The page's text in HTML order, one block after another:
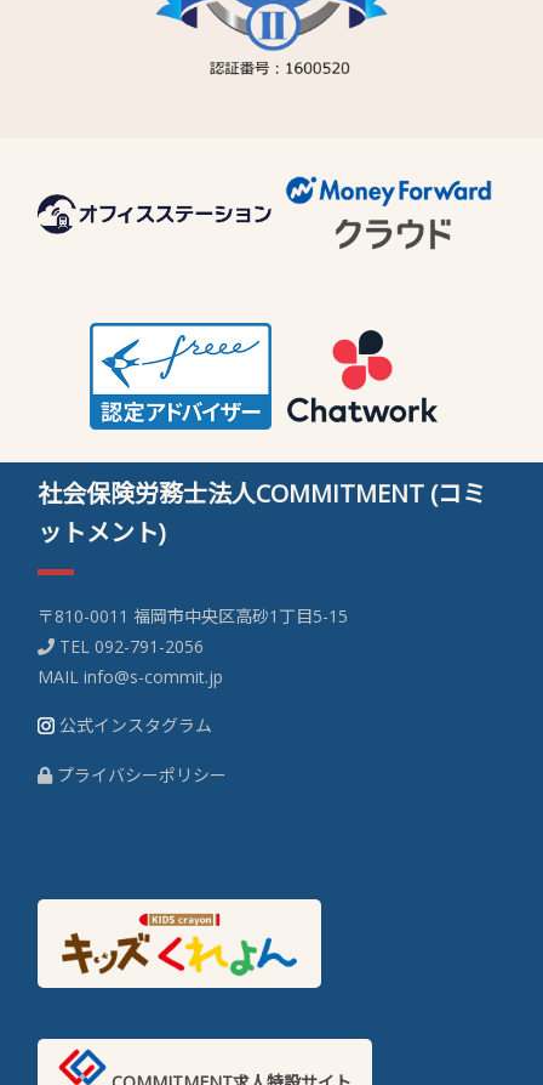
社会保険労務士法人COMMITMENT (コミ
ットメント)
〒810-0011 福岡市中央区高砂1丁目5-15
TEL092-791-2056
MAILinfo@s-commit.jp
公式インスタグラム
プライバシーポリシー